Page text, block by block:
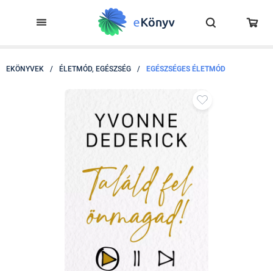
EKÖNYVEK / ÉLETMÓD, EGÉSZSÉG / EGÉSZSÉGES ÉLETMÓD